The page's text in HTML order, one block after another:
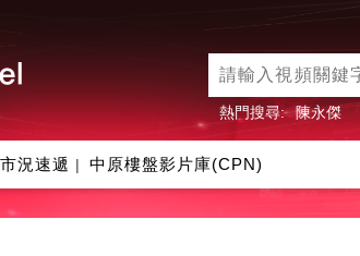
熱門搜尋: 陳永傑
市況速遞 | 中原樓盤影片庫(CPN)